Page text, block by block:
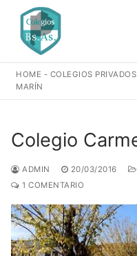
contenido
HOME - COLEGIOS PRIVADOS
MARÍN
Colegio
ADMIN 20/03/2016
1 COMENTARIO